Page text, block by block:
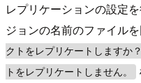
レプリケーションの設定
ジョンの名前のファイル
クトをレプリケートしますか？
トをレプリケートしません。